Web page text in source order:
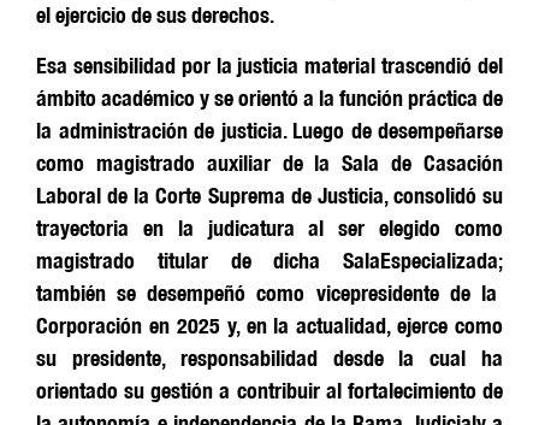
el ejercicio de sus derechos.
Esa sensibilidad por la justicia materialtrascendió del
ámbitoacadémico y se orientó a la función práctica de
la administración de justicia. Luego de desempeñarse
como magistrado auxiliar dela Sala de Casación
Laboral de la Corte Suprema de Justicia, consolidó su
trayectoria en la judicatura al ser elegido como
magistrado titular dedicha SalaEspecializada;
también se desempeñó como vicepresidente de la
Corporación en 2025 y, en la actualidad,ejerce como
su presidente, responsabilidad desde la cual ha
orientado su gestión a contribuir al fortalecimiento de